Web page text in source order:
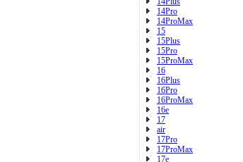
14Pro
14ProMax
15
15Plus
15Pro
15ProMax
16
16Plus
16Pro
16ProMax
16e
17
air
17Pro
17ProMax
17e